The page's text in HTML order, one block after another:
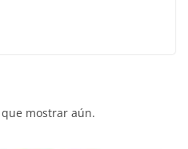
mostrar aún.